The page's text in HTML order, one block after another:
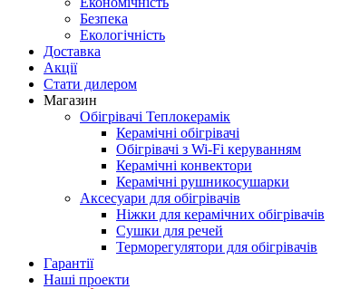
Безпека
Екологічність
Доставка
Акції
Стати дилером
Магазин
Обігрівачі Теплокерамік
Керамічні обігрівачі
Обігрівачі з Wi-Fi керуванням
Керамічні конвектори
Керамічні рушникосушарки
Аксесуари для обігрівачів
Ніжки для керамічних обігрівачів
Сушки для речей
Терморегулятори для обігрівачів
Гарантії
Нашi проекти